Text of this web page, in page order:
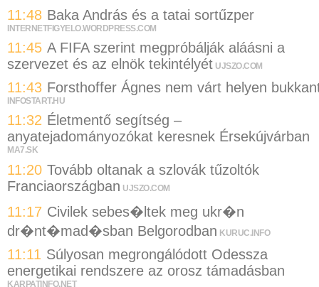
11:48 Baka András és a tatai sortűzper
INTERNETFIGYELO.WORDPRESS.COM
11:45 A FIFA szerint megpróbálják aláásni a
szervezet és az elnök tekintélyét UJSZO.COM
11:43 Forsthoffer Ágnes nem várt helyen
INFOSTART.HU
11:32 Életmentő segítség –
anyatejadományozókat keresnek Érsekújvárban
MA7.SK
11:20 Tovább oltanak a szlovák tűzoltók
Franciaországban UJSZO.COM
11:17 Civilek sebes�ltek meg ukr�n
dr�nt�mad�sban Belgorodban KURUC.INFO
11:11 Súlyosan megrongálódott Odessza
energetikai rendszere az orosz támadásban
KARPATINFO.NET